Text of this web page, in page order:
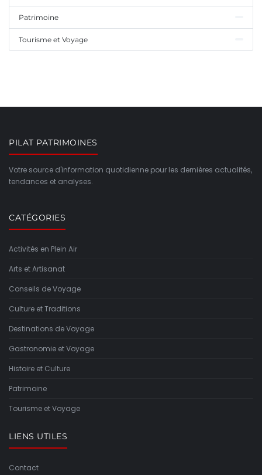
Patrimoine
Tourisme et Voyage
PILAT PATRIMOINES
Votre source d'information quotidienne pour les dernières actualités,
tendances et analyses.
CATÉGORIES
Activités en Plein Air
Arts et Artisanat
Conseils de Voyage
Culture et Traditions
Destinations de Voyage
Gastronomie et Voyage
Histoire et Culture
Patrimoine
Tourisme et Voyage
LIENS UTILES
Contact